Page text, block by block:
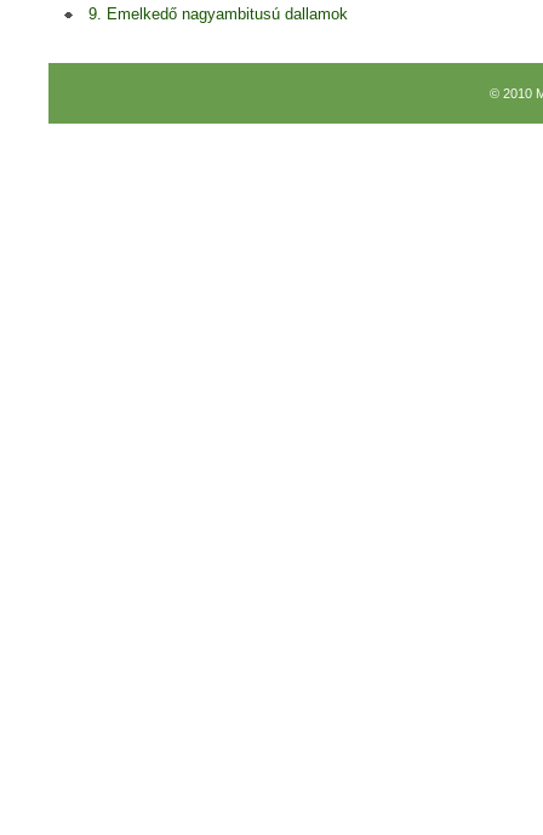
9. Emelkedő nagyambitusú dallamok
© 2010